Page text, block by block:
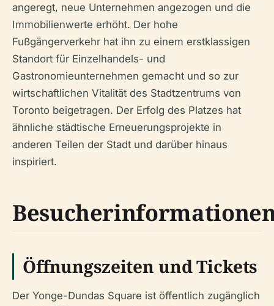
angeregt, neue Unternehmen angezogen und die
Immobilienwerte erhöht. Der hohe
Fußgängerverkehr hat ihn zu einem erstklassigen
Standort für Einzelhandels- und
Gastronomieunternehmen gemacht und so zur
wirtschaftlichen Vitalität des Stadtzentrums von
Toronto beigetragen. Der Erfolg des Platzes hat
ähnliche städtische Erneuerungsprojekte in
anderen Teilen der Stadt und darüber hinaus
inspiriert.
Öffnungszeiten und Tickets
Der Yonge-Dundas Square ist öffentlich zugänglich